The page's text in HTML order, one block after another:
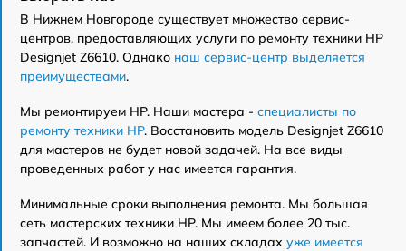
В Нижнем Новгороде существует множество сервис-
центров, предоставляющих услуги по ремонту техники HP
Designjet Z6610. Однако наш сервис-центр выделяется
преимуществами.
Мы ремонтируем HP. Наши мастера - специалисты по
ремонту техники HP. Восстановить модель Designjet Z6610
для мастеров не будет новой задачей. На все виды
проведенных работ у нас имеется гарантия.
Минимальные сроки выполнения ремонта. Мы большая
сеть мастерских техники HP. Мы имеем более 20 тыс.
запчастей. И возможно на наших складах уже имеется